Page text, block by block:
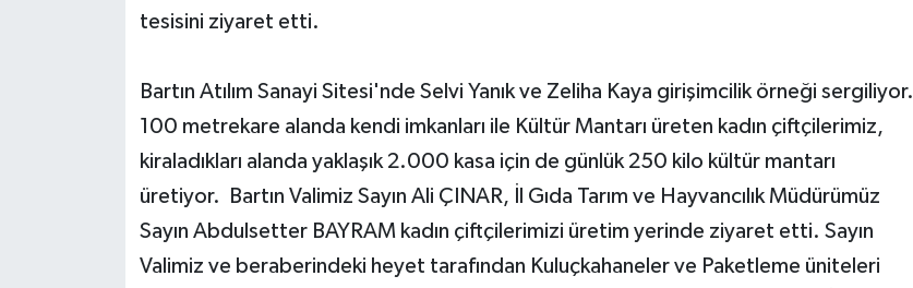
tesisini ziyaret etti.
Bartın Atılım Sanayi Sitesi'nde Selvi Yanık ve Zeliha Kaya girişimcilik örneği sergiliyor.
100 metrekare alanda kendi imkanları ile Kültür Mantarı üreten kadın çiftçilerimiz,
kiraladıkları alanda yaklaşık 2.000 kasa için de günlük 250 kilo kültür mantarı
üretiyor. Bartın Valimiz Sayın Ali ÇINAR, İl Gıda Tarım ve Hayvancılık Müdürümüz
Sayın Abdulsetter BAYRAM kadın çiftçilerimizi üretim yerinde ziyaret etti. Sayın
Valimiz ve beraberindeki heyet tarafından Kuluçkahaneler ve Paketleme üniteleri